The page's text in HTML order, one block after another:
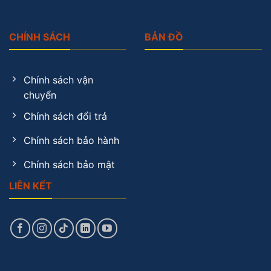
CHÍNH SÁCH
Chính sách vận
chuyển
Chính sách đổi trả
Chính sách bảo hành
Chính sách bảo mật
LIÊN KẾT
BẢN ĐỒ